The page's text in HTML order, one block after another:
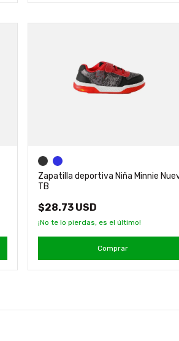
Zapatilla deportiva Niña Minnie
TB
$28.73 USD
¡No te lo pierdas, es el último!
Comprar